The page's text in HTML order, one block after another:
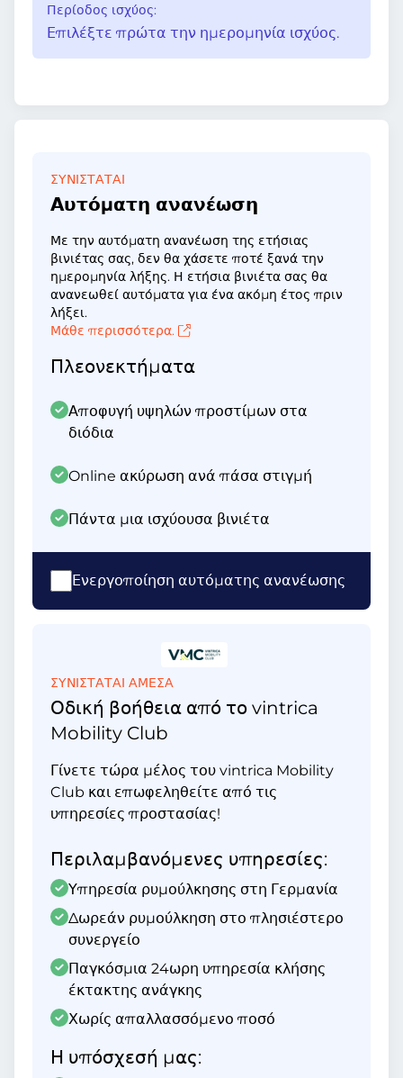
Περίοδος ισχύος:
Επιλέξτε πρώτα την ημερομηνία ισχύος.
ΣΥΝΙΣΤΆΤΑΙ
Αυτόματη ανανέωση
Με την αυτόματη ανανέωση της ετήσιας
βινιέτας σας, δεν θα χάσετε ποτέ ξανά την
ημερομηνία λήξης. Η ετήσια βινιέτα σας θα
ανανεωθεί αυτόματα για ένα ακόμη έτος πριν
λήξει.
Μάθε περισσότερα.
Πλεονεκτήματα
Αποφυγή υψηλών προστίμων στα
διόδια
Online ακύρωση ανά πάσα στιγμή
Πάντα μια ισχύουσα βινιέτα
Ενεργοποίηση αυτόματης ανανέωσης
ΣΥΝΙΣΤΑΤΑΙ ΑΜΕΣΑ
Οδική βοήθεια από το vintrica
Mobility Club
Γίνετε τώρα μέλος του vintrica Mobility
Club και επωφεληθείτε από τις
υπηρεσίες προστασίας!
Περιλαμβανόμενες υπηρεσίες:
Υπηρεσία ρυμούλκησης στη Γερμανία
Δωρεάν ρυμούλκηση στο πλησιέστερο
συνεργείο
Παγκόσμια 24ωρη υπηρεσία κλήσης
έκτακτης ανάγκης
Χωρίς απαλλασσόμενο ποσό
Η υπόσχεσή μας: